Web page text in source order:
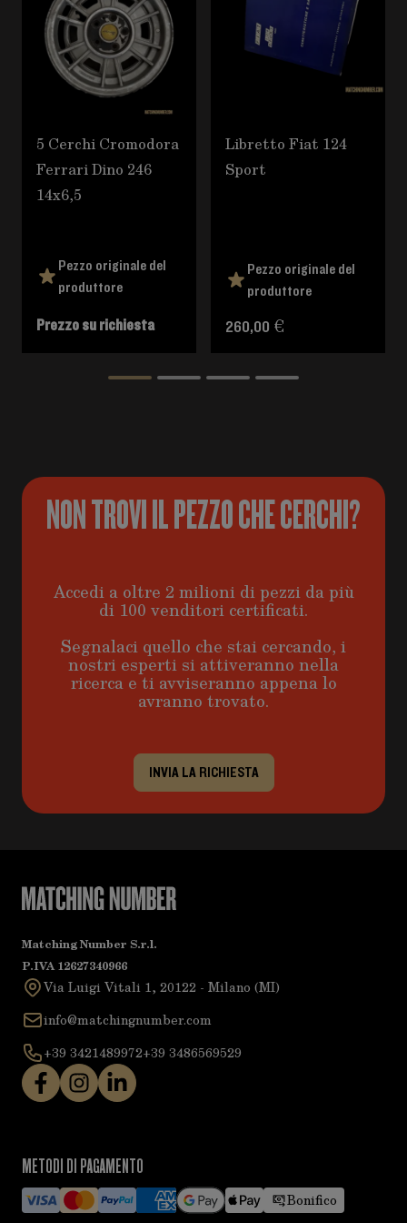
5 Cerchi Cromodora
Ferrari Dino 246
14x6,5
Pezzo originale del
produttore
Prezzo su richiesta
Libretto Fiat 124
Sport
Pezzo originale del
produttore
260,00 €
NON TROVI IL PEZZO CHE CERCHI?
Accedi a oltre 2 milioni di pezzi da più
di 100 venditori certificati.
Segnalaci quello che stai cercando, i
nostri esperti si attiveranno nella
ricerca e ti avviseranno appena lo
avranno trovato.
INVIA LA RICHIESTA
Matching Number S.r.l.
P.IVA 12627340966
Via Luigi Vitali 1, 20122 - Milano (MI)
info@matchingnumber.com
+39 3421489972+39 3486569529
METODI DI PAGAMENTO
Bonifico